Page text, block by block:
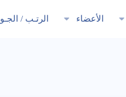
الأعضاء الرتـب /